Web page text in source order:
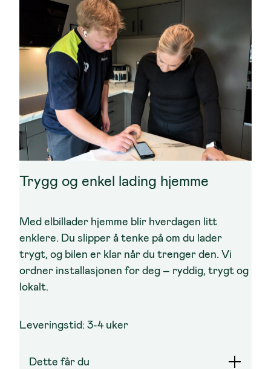
Screenshot
Trygg og enkel lading hjemme
Med elbillader hjemme blir hverdagen litt
enklere. Du slipper å tenke på om du lader
trygt, og bilen er klar når du trenger den. Vi
ordner installasjonen for deg – ryddig, trygt og
lokalt.
Leveringstid: 3-4 uker
Dette får du